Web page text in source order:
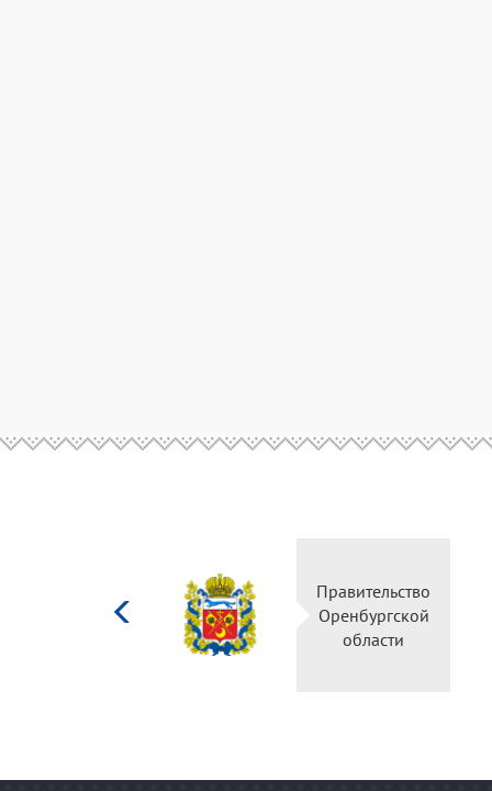
Правительство
Оренбургской
области